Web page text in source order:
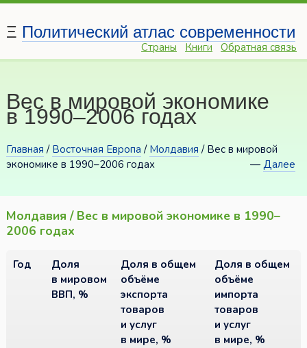
Ξ Политический атлас современности
Страны Книги Обратная связь
Вес в мировой экономике
в 1990–2006 годах
Главная / Восточная Европа / Молдавия / Вес в мировой
экономике в 1990–2006 годах
—Далее
Молдавия / Вес в мировой экономике в 1990–
2006 годах
Год
Доля
в мировом
ВВП, %
Доля в общем
объёме
экспорта
товаров
и услуг
в мире, %
Доля в общем
объёме
импорта
товаров
и услуг
в мире, %